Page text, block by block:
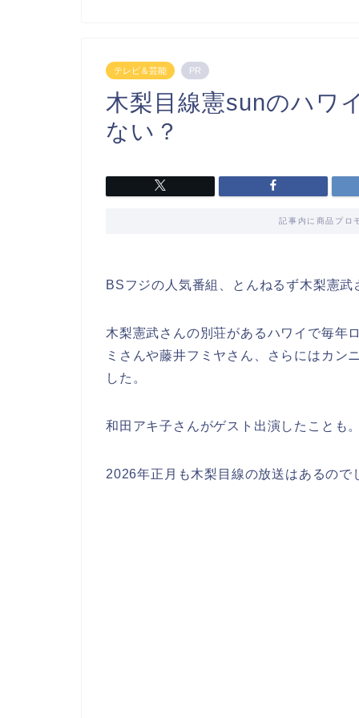
テレビ＆芸能 PR
木梨目線憲sunのハワ
ない？
記事内に商品プロ
BSフジの人気番組、とんねるず木梨憲武
木梨憲武さんの別荘があるハワイで毎年
ミさんや藤井フミヤさん、さらにはカン
した。
和田アキ子さんがゲスト出演したことも。
2026年正月も木梨目線の放送はあるので